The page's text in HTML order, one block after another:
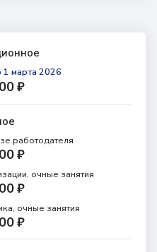
1 марта 2026
₽
работодателя
₽
очные занятия
₽
очные занятия
₽